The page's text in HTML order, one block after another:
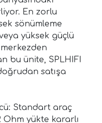
En zorlu
sönümleme
yüksek güçlü
bu ünite, SPLHIFI
satışa
Standart araç
Ohm yükte kararlı